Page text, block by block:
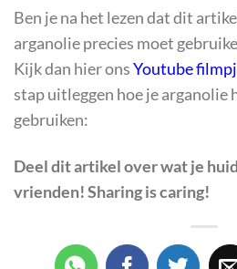
Ben je na het lezen dat dit
arganolie precies moet
Kijk dan hier onsYoutube
stap uitleggen hoe je arganolie
gebruiken:
Deel dit artikel overwat je
vrienden! Sharing is caring!